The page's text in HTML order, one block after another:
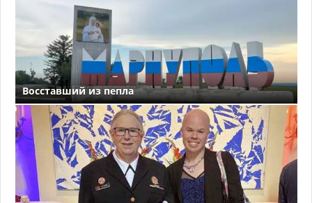
Восставший из пепла